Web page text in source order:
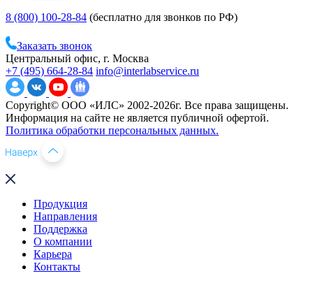
8 (800) 100-28-84 (бесплатно для звонков по РФ)
Заказать звонок
Центральный офис, г. Москва
+7 (495) 664-28-84 info@interlabservice.ru
Copyright© ООО «ИЛС» 2002-2026г. Все права защищены.
Информация на сайте не является публичной офертой.
Политика обработки персональных данных.
Продукция
Направления
Поддержка
О компании
Карьера
Контакты